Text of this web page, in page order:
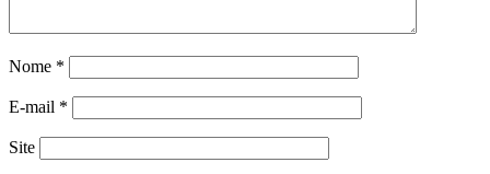
Nome *
E-mail *
Site